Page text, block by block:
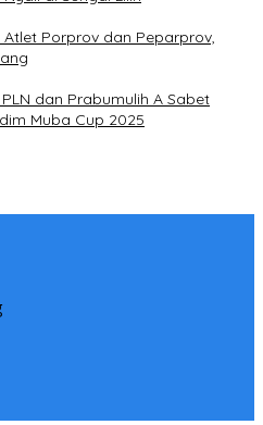
Porprov dan Peparprov,
dan Prabumulih A Sabet
Muba Cup 2025